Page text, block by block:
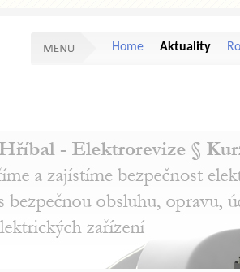
Home Aktuality